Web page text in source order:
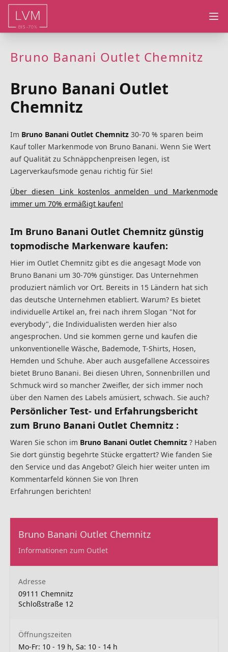
Bruno Banani Outlet Chemnitz
Bruno Banani Outlet
Chemnitz
Im Bruno Banani Outlet Chemnitz 30-70 % sparen beim
Kauf toller Markenmode von Bruno Banani. Wenn Sie Wert
auf Qualität zu Schnäppchenpreisen legen, ist
Lagerverkaufsmode genau richtig für Sie!
Über diesen Link kostenlos anmelden und Markenmode
immer um 70% ermäßigt kaufen!
Im Bruno Banani Outlet Chemnitz günstig
topmodische Markenware kaufen:
Hier im Outlet Chemnitz gibt es die angesagt Mode von
Bruno Banani um 30-70% günstiger. Das Unternehmen
produziert nämlich vor Ort. Bereits in 15 Ländern hat sich
das deutsche Unternehmen etabliert. Warum? Es bietet
individuelle Artikel an, frei nach ihrem Slogan "Not for
everybody", die Individualisten werden hier also
angesprochen. Und sie kommen gerne und kaufen die
unkonventionelle Wäsche, Bademode, T-Shirts, Hosen,
Hemden und Schuhe. Aber auch ausgefallene Accessoires
bietet Bruno Banani. Bei diesen Uhren, Sonnenbrillen und
Schmuck wird so mancher Zweifler, der sich immer noch
über den Namen des Labels amüsiert, schwach. Sie auch?
Persönlicher Test- und Erfahrungsbericht
zum Bruno Banani Outlet Chemnitz :
Waren Sie schon im Bruno Banani Outlet Chemnitz ? Haben
Sie dort günstig begehrte Stücke ergattert? Wie fanden Sie
den Service und das Angebot? Gleich hier weiter unten im
Kommentarfeld können Sie von Ihren
Erfahrungen berichten!
Bruno Banani Outlet Chemnitz
Informationen zum Outlet
Adresse
09111 Chemnitz
Schloßstraße 12
Öffnungszeiten
Mo-Fr: 10 - 19 h, Sa: 10 - 14 h